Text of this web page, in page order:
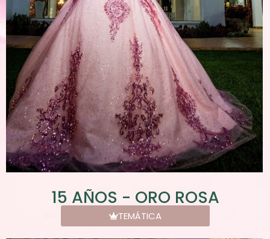
15 AÑOS - ORO ROSA
TEMÁTICA